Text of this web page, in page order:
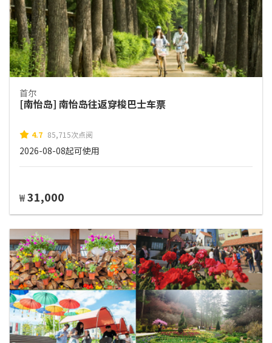
首尔
[南怡岛] 南怡岛往返穿梭巴士车票
4.7 85,715次点阅
2026-08-08起可使用
₩31,000